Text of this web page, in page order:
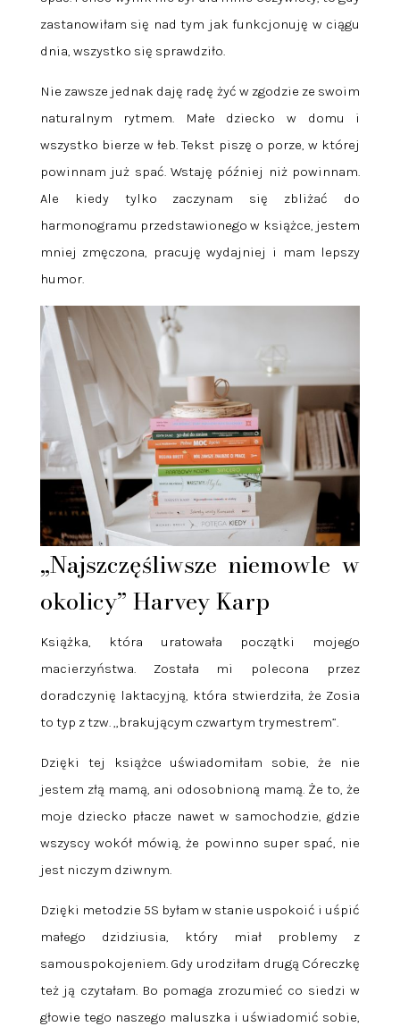
zastanowiłam się nad tym jak funkcjonuję w ciągu
dnia, wszystko się sprawdziło.
Nie zawsze jednak daję radę żyć w zgodzie ze swoim
naturalnym rytmem. Małe dziecko w domu i
wszystko bierze w łeb. Tekst piszę o porze, w której
powinnam już spać. Wstaję później niż powinnam.
Ale kiedy tylko zaczynam się zbliżać do
harmonogramu przedstawionego w książce, jestem
mniej zmęczona, pracuję wydajniej i mam lepszy
humor.
„Najszczęśliwsze niemowle w
okolicy” Harvey Karp
Książka, która uratowała początki mojego
macierzyństwa. Została mi polecona przez
doradczynię laktacyjną, która stwierdziła, że Zosia
to typ z tzw. „brakującym czwartym trymestrem”.
Dzięki tej książce uświadomiłam sobie, że nie
jestem złą mamą, ani odosobnioną mamą. Że to, że
moje dziecko płacze nawet w samochodzie, gdzie
wszyscy wokół mówią, że powinno super spać, nie
jest niczym dziwnym.
Dzięki metodzie 5S byłam w stanie uspokoić i uśpić
małego dzidziusia, który miał problemy z
samouspokojeniem. Gdy urodziłam drugą Córeczkę
też ją czytałam. Bo pomaga zrozumieć co siedzi w
głowie tego naszego maluszka i uświadomić sobie,